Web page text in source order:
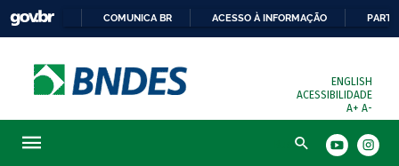
COMUNICA BR ACESSO À INFORMAÇÃO
ENGLISH
ACESSIBILIDADE
A+ A-
Busca